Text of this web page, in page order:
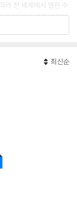
라 전 세계에서 열린 수
제체육기자연맹(AIPS)
인으로서, 2009년 크로
최신순